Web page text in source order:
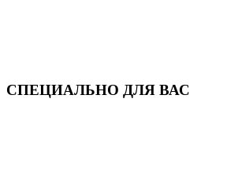
СПЕЦИАЛЬНО ДЛЯ ВАС